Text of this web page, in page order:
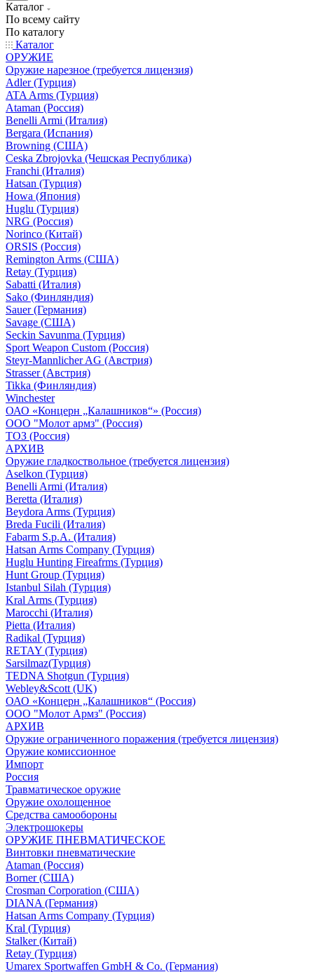
Каталог
По всему сайту
По каталогу
Каталог
ОРУЖИЕ
Оружие нарезное (требуется лицензия)
Adler (Турция)
ATA Arms (Турция)
Ataman (Россия)
Benelli Armi (Италия)
Bergara (Испания)
Browning (США)
Ceska Zbrojovka (Чешская Республика)
Franchi (Италия)
Hatsan (Турция)
Howa (Япония)
Huglu (Турция)
NRG (Россия)
Norinco (Китай)
ORSIS (Россия)
Remington Arms (США)
Retay (Турция)
Sabatti (Италия)
Sako (Финляндия)
Sauer (Германия)
Savage (США)
Seckin Savunma (Турция)
Sport Weapon Custom (Россия)
Steyr-Mannlicher AG (Австрия)
Strasser (Австрия)
Tikka (Финляндия)
Winchester
ОАО «Концерн „Калашников“» (Россия)
ООО "Молот армз" (Россия)
ТОЗ (Россия)
АРХИВ
Оружие гладкоствольное (требуется лицензия)
Aselkon (Турция)
Benelli Armi (Италия)
Beretta (Италия)
Beydora Arms (Турция)
Breda Fucili (Италия)
Fabarm S.p.A. (Италия)
Hatsan Arms Company (Турция)
Huglu Hunting Fireafrms (Турция)
Hunt Group (Турция)
Istanbul Silah (Турция)
Kral Arms (Турция)
Marocchi (Италия)
Pietta (Италия)
Radikal (Турция)
RETAY (Турция)
Sarsilmaz(Турция)
TEDNA Shotgun (Турция)
Webley&Scott (UK)
ОАО «Концерн „Калашников“ (Россия)
ООО "Молот Армз" (Россия)
АРХИВ
Оружие ограниченного поражения (требуется лицензия)
Оружие комиссионное
Импорт
Россия
Травматическое оружие
Оружие охолощенное
Средства самообороны
Электрошокеры
ОРУЖИЕ ПНЕВМАТИЧЕСКОЕ
Винтовки пневматические
Ataman (Россия)
Borner (США)
Crosman Corporation (США)
DIANA (Германия)
Hatsan Arms Company (Турция)
Kral (Турция)
Stalker (Китай)
Retay (Турция)
Umarex Sportwaffen GmbH & Co. (Германия)